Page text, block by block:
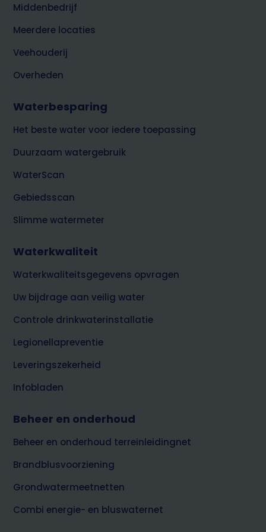
Middenbedrijf
Meerdere locaties
Veehouderij
Overheden
Waterbesparing
Het beste water voor iedere toepassing
Duurzaam watergebruik
WaterScan
Gebiedsscan
Slimme watermeter
Waterkwaliteit
Waterkwaliteitsgegevens opvragen
Uw bijdrage aan veilig water
Controle drinkwaterinstallatie
Legionellapreventie
Leveringszekerheid
Infobladen
Beheer en onderhoud
Beheer en onderhoud terreinleidingnet
Brandblusvoorziening
Grondwatermeetnetten
Combi energie- en bluswaternet